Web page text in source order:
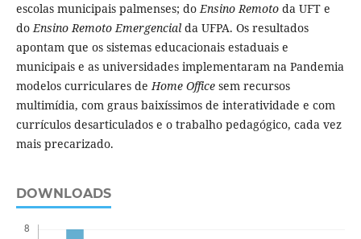
escolas municipais palmenses; doEnsino Remotoda UFT e
doEnsino Remoto Emergencialda UFPA. Os resultados
apontam que os sistemas educacionais estaduais e
municipais e as universidades implementaram na Pandemia
modelos curriculares deHome Officesem recursos
multimídia, com graus baixíssimos de interatividade e com
currículos desarticulados e o trabalho pedagógico, cada vez
mais precarizado.
DOWNLOADS